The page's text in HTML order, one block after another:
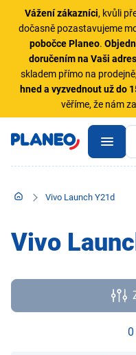
Vážení zákazníci, kvůli
dočasně pozastavujeme
pobočce Planeo.
doručením na Vaši
skladem přímo na
hned a vyzvednout už do
věříme, že nám
Vivo Launch Y21d
Vivo